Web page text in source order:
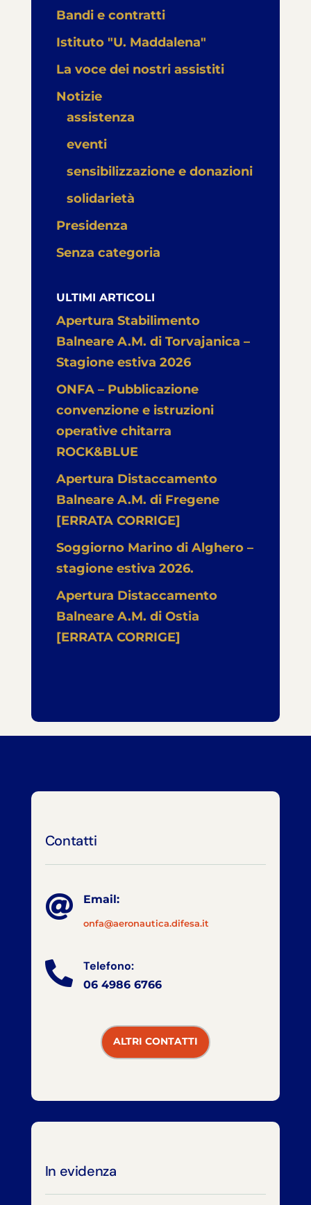
Bandi e contratti
Istituto "U. Maddalena"
La voce dei nostri assistiti
Notizie
assistenza
eventi
sensibilizzazione e donazioni
solidarietà
Presidenza
Senza categoria
ULTIMI ARTICOLI
Apertura Stabilimento
Balneare A.M. di Torvajanica –
Stagione estiva 2026
ONFA – Pubblicazione
convenzione e istruzioni
operative chitarra
ROCK&BLUE
Apertura Distaccamento
Balneare A.M. di Fregene
[ERRATA CORRIGE]
Soggiorno Marino di Alghero –
stagione estiva 2026.
Apertura Distaccamento
Balneare A.M. di Ostia
[ERRATA CORRIGE]
Contatti
 Email:
onfa@aeronautica.difesa.it
 Telefono:
06 4986 6766
ALTRI CONTATTI
In evidenza